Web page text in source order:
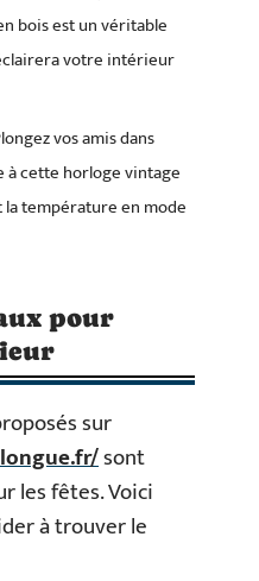
bois est un véritable
votre intérieur
vos amis dans
à cette horloge vintage
la température en mode
pour
sur
sont
les fêtes. Voici
à trouver le